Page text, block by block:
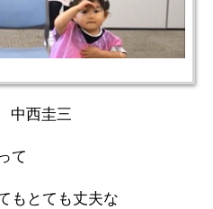
中西圭三
て
もとても丈夫な